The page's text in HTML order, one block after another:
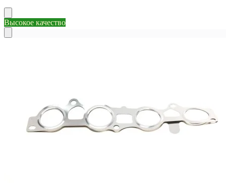
Высокое качество